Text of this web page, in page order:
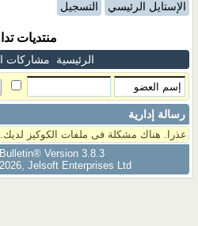
الإستايل الرئيسي التسجيل
منتديات
الرئيسية مشاركات
رسالة إدارية
عذرا. هناك مشكلة فى ملفات الكوكيز لديك.
Version 3.8.3
Jelsoft Enterprises Ltd.